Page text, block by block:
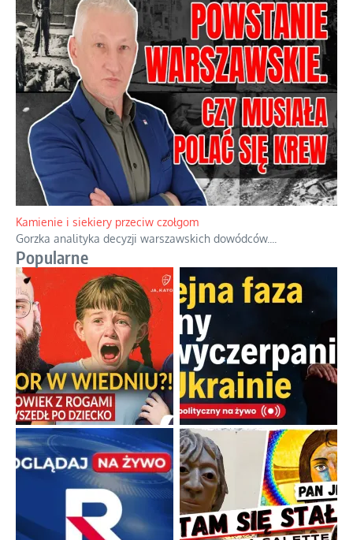
Kamienie i siekiery przeciw czołgom
Gorzka analityka decyzji warszawskich dowódców.
Popularne